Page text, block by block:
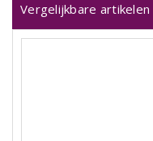
Vergelijkbare artikelen